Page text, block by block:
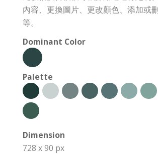
內容、更換圖片、更改顏色、添加或
等。
Dominant Color
Palette
Dimension
728 x 90 px